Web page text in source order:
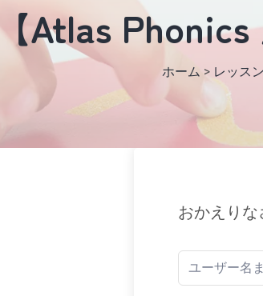
Atlas
ホーム > レッスン
おかえりな